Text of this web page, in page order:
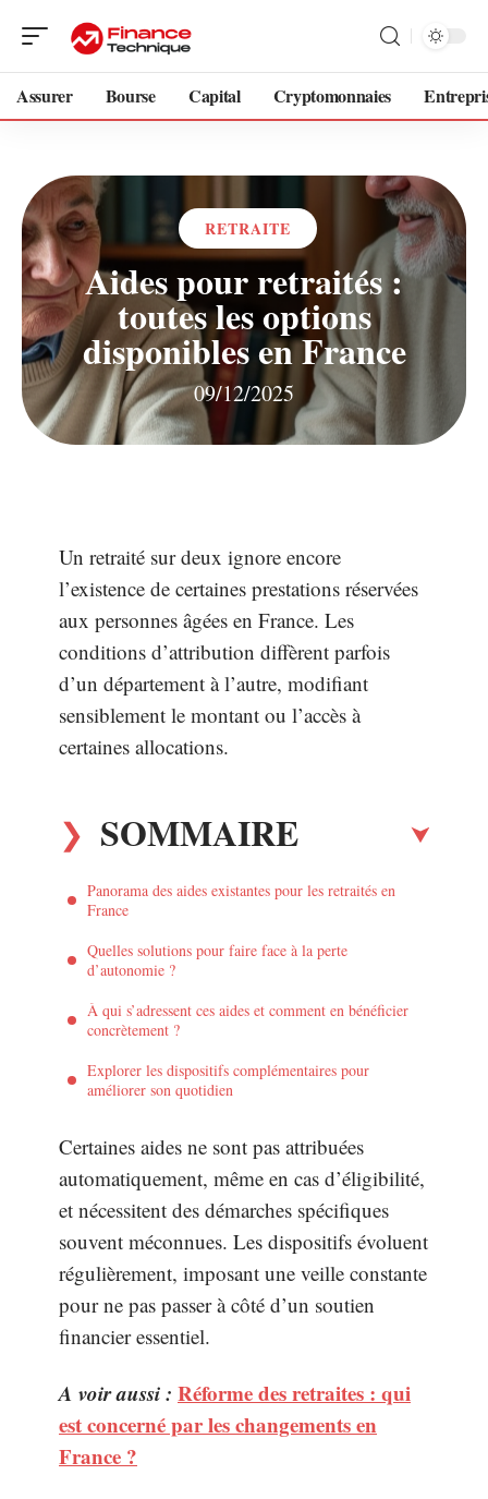
Assurer Bourse Capital Cryptomonnaies
RETRAITE
Aides pour retraités :
toutes les options
disponibles en France
09/12/2025
Un retraité sur deux ignore encore
l’existence de certaines prestations réservées
aux personnes âgées en France. Les
conditions d’attribution diffèrent parfois
d’un département à l’autre, modifiant
sensiblement le montant ou l’accès à
certaines allocations.
SOMMAIRE
Panorama des aides existantes pour les retraités en
France
Quelles solutions pour faire face à la perte
d’autonomie ?
À qui s’adressent ces aides et comment en bénéficier
concrètement ?
Explorer les dispositifs complémentaires pour
améliorer son quotidien
Certaines aides ne sont pas attribuées
automatiquement, même en cas d’éligibilité,
et nécessitent des démarches spécifiques
souvent méconnues. Les dispositifs évoluent
régulièrement, imposant une veille constante
pour ne pas passer à côté d’un soutien
financier essentiel.
A voir aussi : Réforme des retraites : qui
est concerné par les changements en
France ?